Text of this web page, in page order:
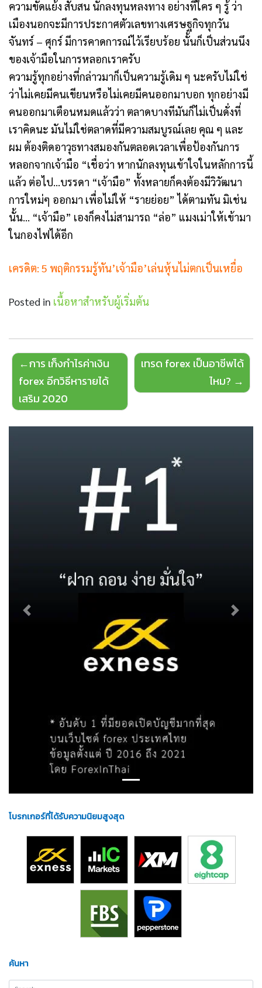
ความขัดแย้ง สับสน นักลงทุนหลงทาง อย่างที่ใคร ๆ รู้ ว่า
เมืองนอกจะมีการประกาศตัวเลขทางเศรษฐกิจทุกวัน
จันทร์ – ศุกร์ มีการคาดการณ์ไว้เรียบร้อย นั้นก็เป็นส่วนนึง
ของเจ้ามือในการหลอกเราครับ
ความรู้ทุกอย่างที่กล่าวมาก็เป็นความรู้เดิม ๆ นะครับไม่ใช่
ว่าไม่เคยมีคนเขียนหรือไม่เคยมีคนออกมาบอก ทุกอย่างมี
คนออกมาเตือนหมดแล้วว่า ตลาดบางทีมันก็ไม่เป็นดั่งที่
เราคิดนะ มันไม่ใช่ตลาดที่มีความสมบูรณ์เลย คุณ ๆ และ
ผม ต้องติดอาวุธทางสมองกันตลอดเวลาเพื่อป้องกันการ
หลอกจากเจ้ามือ “เชื่อว่า หากนักลงทุนเข้าใจในหลักการนี้
แล้ว ต่อไป…บรรดา “เจ้ามือ” ทั้งหลายก็คงต้องมีวิวัฒนา
การใหม่ๆ ออกมา เพื่อไม่ให้ “รายย่อย” ได้ตามทัน มิเช่น
นั้น… “เจ้ามือ” เองก็คงไม่สามารถ “ล่อ” แมงเม่าให้เข้ามา
ในกองไฟได้อีก
เครดิต: 5 พฤติกรรมรู้ทัน’เจ้ามือ’เล่นหุ้นไม่ตกเป็นเหยื่อ
Posted in เนื้อหาสำหรับผู้เริ่มต้น
Post
navigation
การ เก็งกําไรค่าเงิน
forex อีกวิธีหารายได้
เสริม 2020
เทรด forex เป็นอาชีพได้
ไหม?
Previous Next
โบรกเกอร์ที่ได้รับความนิยมสูงสุด
ค้นหา